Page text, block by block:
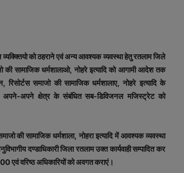
व्यक्क्तियो को ठहराने एवं अन्य आवश्यक व्यवस्था हेतु रतलाम जिले
की सामाजिक धर्मशालाओ, नोहरे इत्यादि को आगामी आदेश तक
समाजो की सामाजिक धर्मशालाए, नोहरे इत्यादि के
अपने-अपने क्षेत्र के संबंधित सब-डिविजनल मजिस्ट्रेट को
की सामाजिक धर्मशाला, नोहरा इत्यादि में आवश्यक व्यवस्था
दण्डाधिकारी जिला रतलाम उक्त कार्यवाही सम्पादित कर
वरिष्ठ अधिकारियों को अवगत कराएं।